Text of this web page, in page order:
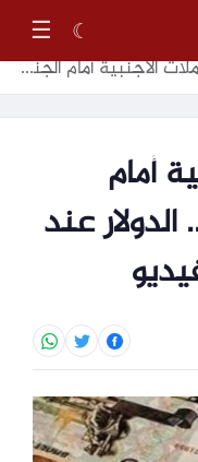
☾
☰
الجنيه المصري اليوم.. الدولار عند 49.66 جنيه للشراء|فيديو
أمام
عند